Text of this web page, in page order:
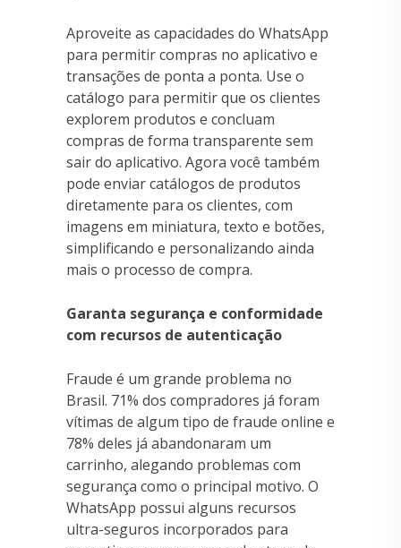
Aproveite as capacidades do WhatsApp
para permitir compras no aplicativo e
transações de ponta a ponta. Use o
catálogo para permitir que os clientes
explorem produtos e concluam
compras de forma transparente sem
sair do aplicativo. Agora você também
pode enviar catálogos de produtos
diretamente para os clientes, com
imagens em miniatura, texto e botões,
simplificando e personalizando ainda
mais o processo de compra.
Garanta segurança e conformidade
com recursos de autenticação
Fraude é um grande problema no
Brasil. 71% dos compradores já foram
vítimas de algum tipo de fraude online e
78% deles já abandonaram um
carrinho, alegando problemas com
segurança como o principal motivo. O
WhatsApp possui alguns recursos
ultra-seguros incorporados para